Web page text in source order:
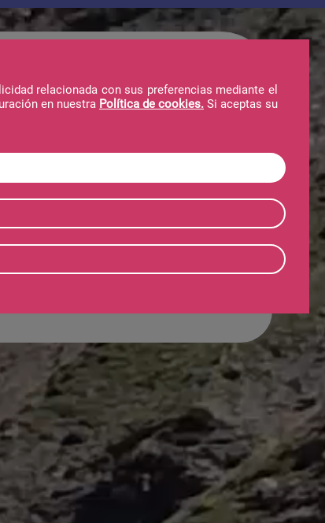
relacionada con sus preferencias mediante el
en nuestra Política de cookies. Si aceptas su
Invierno Telecabina